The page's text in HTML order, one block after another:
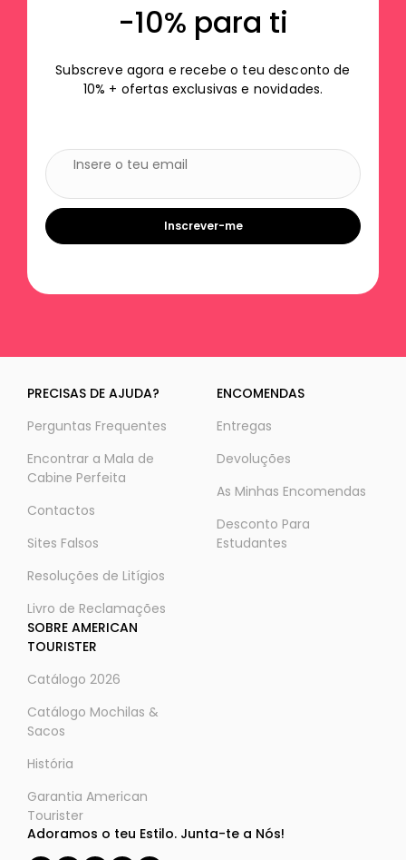
-10% para ti
Subscreve agora e recebe o teu desconto de
10% + ofertas exclusivas e novidades.
Inscrever-me
PRECISAS DE AJUDA?
Perguntas Frequentes
Encontrar a Mala de
Cabine Perfeita
Contactos
Sites Falsos
Resoluções de Litígios
Livro de Reclamações
ENCOMENDAS
Entregas
Devoluções
As Minhas Encomendas
Desconto Para
Estudantes
SOBRE AMERICAN
TOURISTER
Catálogo 2026
Catálogo Mochilas &
Sacos
História
Garantia American
Tourister
Adoramos o teu Estilo. Junta-te a Nós!